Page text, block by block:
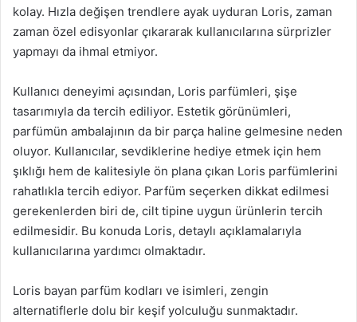
kolay. Hızla değişen trendlere ayak uyduran Loris, zaman
zaman özel edisyonlar çıkararak kullanıcılarına sürprizler
yapmayı da ihmal etmiyor.
Kullanıcı deneyimi açısından, Loris parfümleri, şişe
tasarımıyla da tercih ediliyor. Estetik görünümleri,
parfümün ambalajının da bir parça haline gelmesine neden
oluyor. Kullanıcılar, sevdiklerine hediye etmek için hem
şıklığı hem de kalitesiyle ön plana çıkan Loris parfümlerini
rahatlıkla tercih ediyor. Parfüm seçerken dikkat edilmesi
gerekenlerden biri de, cilt tipine uygun ürünlerin tercih
edilmesidir. Bu konuda Loris, detaylı açıklamalarıyla
kullanıcılarına yardımcı olmaktadır.
Loris bayan parfüm kodları ve isimleri, zengin
alternatiflerle dolu bir keşif yolculuğu sunmaktadır.